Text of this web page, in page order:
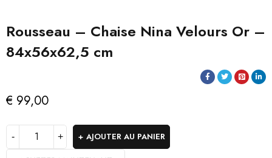
Rousseau – Chaise Nina Velours Or –
84x56x62,5 cm
€ 99,00
AJOUTER AU PANIER